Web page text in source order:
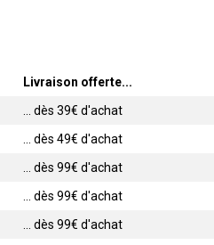
Livraison offerte...
... dès 39€ d'achat
... dès 49€ d'achat
... dès 99€ d'achat
... dès 99€ d'achat
... dès 99€ d'achat